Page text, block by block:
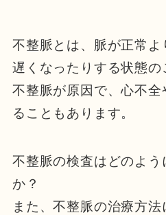
不整脈とは、脈が正常よ
遅くなったりする状態の
不整脈が原因で、心不
ることもあります。
不整脈の検査はどのよう
か？
また、不整脈の治療方